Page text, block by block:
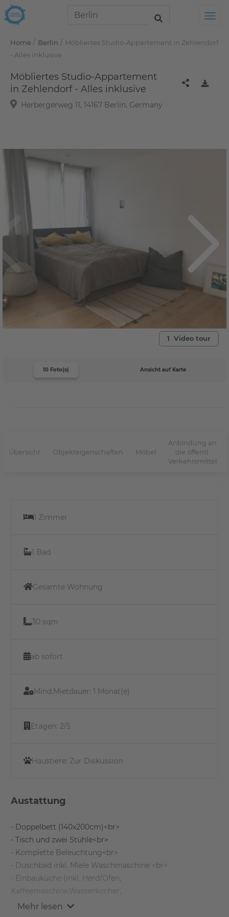
Home / Berlin / Möbliertes Studio-Appartement in Zehlendorf
- Alles inklusive
Möbliertes Studio-Appartement
in Zehlendorf - Alles inklusive
Herbergerweg 11, 14167 Berlin, Germany
1 Video tour
10 Foto(s) Ansicht auf Karte
Übersicht Objekteigenschaften Möbel
Anbindung an
die öffentl.
Verkehrsmittel
1 Zimmer
1 Bad
Gesamte Wohnung
30 sqm
ab sofort
Mind.Mietdauer: 1 Monat(e)
Etagen: 2/5
Haustiere: Zur Diskussion
Austattung
- Doppelbett (140x200cm)<br>
- Tisch und zwei Stühle<br>
- Komplette Beleuchtung<br>
- Duschbad inkl. Miele Waschmaschine <br>
- Einbauküche (inkl. Herd/Ofen,
Kaffeemaschine,Wasserkocher,
Geschirr, Dunstabzugshaube, Kühlschrank, Schränke)<br>
Mehr lesen